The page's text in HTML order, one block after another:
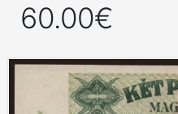
60.00€